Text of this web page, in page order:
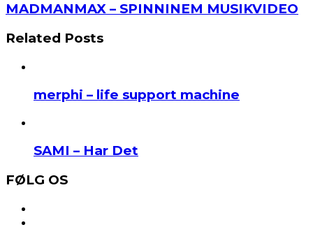
MADMANMAX – SPINNINEM MUSIKVIDEO
Related Posts
merphi – life support machine
SAMI – Har Det
FØLG OS